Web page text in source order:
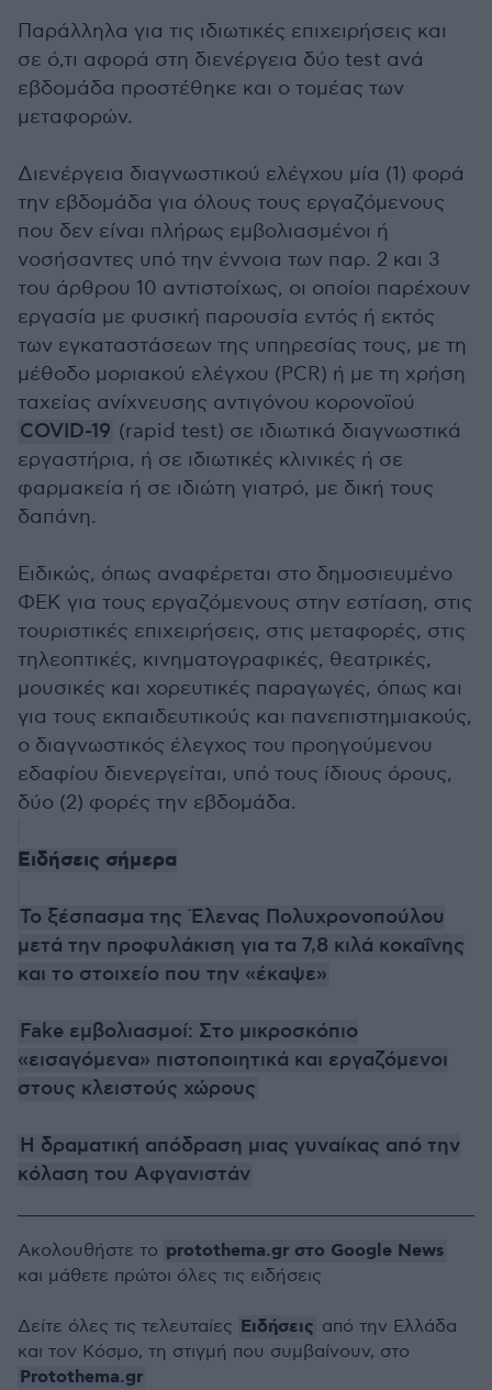
Παράλληλα για τις ιδιωτικές επιχειρήσεις και
σε ό,τι αφορά στη διενέργεια δύο test ανά
εβδομάδα προστέθηκε και ο τομέας των
μεταφορών.
Διενέργεια διαγνωστικού ελέγχου μία (1) φορά
την εβδομάδα για όλους τους εργαζόμενους
που δεν είναι πλήρως εμβολιασμένοι ή
νοσήσαντες υπό την έννοια των παρ. 2 και 3
του άρθρου 10 αντιστοίχως, οι οποίοι παρέχουν
εργασία με φυσική παρουσία εντός ή εκτός
των εγκαταστάσεων της υπηρεσίας τους, με τη
μέθοδο μοριακού ελέγχου (PCR) ή με τη χρήση
ταχείας ανίχνευσης αντιγόνου κορoνοϊού
COVID-19 (rapid test) σε ιδιωτικά διαγνωστικά
εργαστήρια, ή σε ιδιωτικές κλινικές ή σε
φαρμακεία ή σε ιδιώτη γιατρό, με δική τους
δαπάνη.
Ειδικώς, όπως αναφέρεται στο δημοσιευμένο
ΦΕΚ για τους εργαζόμενους στην εστίαση, στις
τουριστικές επιχειρήσεις, στις μεταφορές, στις
τηλεοπτικές, κινηματογραφικές, θεατρικές,
μουσικές και χορευτικές παραγωγές, όπως και
για τους εκπαιδευτικούς και πανεπιστημιακούς,
ο διαγνωστικός έλεγχος του προηγούμενου
εδαφίου διενεργείται, υπό τους ίδιους όρους,
δύο (2) φορές την εβδομάδα.
Ειδήσεις σήμερα
Το ξέσπασμα της Έλενας Πολυχρονοπούλου
μετά την προφυλάκιση για τα 7,8 κιλά κοκαΐνης
και το στοιχείο που την «έκαψε»
Fake εμβολιασμοί: Στο μικροσκόπιο
«εισαγόμενα» πιστοποιητικά και εργαζόμενοι
στους κλειστούς χώρους
Η δραματική απόδραση μιας γυναίκας από την
κόλαση του Αφγανιστάν
Ακολουθήστε το protothema.gr στο Google News
και μάθετε πρώτοι όλες τις ειδήσεις
Δείτε όλες τις τελευταίες Ειδήσεις από την Ελλάδα
και τον Κόσμο, τη στιγμή που συμβαίνουν, στο
Protothema.gr